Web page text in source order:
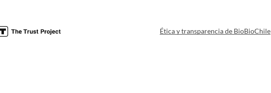
Ética y transparencia de BioBioChile